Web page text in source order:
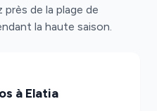
de la plage de
la haute saison.
à Elatia